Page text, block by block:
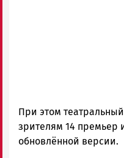
При этом
зрителям 14 премьер
обновлённой версии.